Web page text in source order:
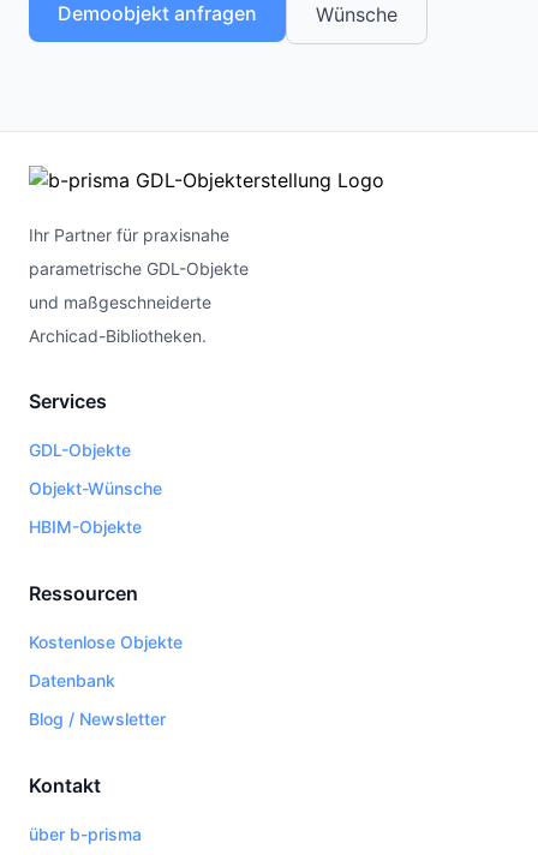
Demoobjekt anfragen Wünsche
Ihr Partner für praxisnahe
parametrische GDL-Objekte
und maßgeschneiderte
Archicad-Bibliotheken.
Services
GDL-Objekte
Objekt-Wünsche
HBIM-Objekte
Ressourcen
Kostenlose Objekte
Datenbank
Blog / Newsletter
Kontakt
über b-prisma